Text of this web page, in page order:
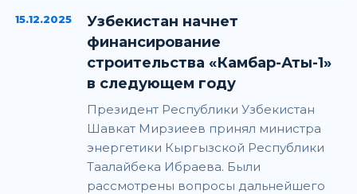
15.12.2025
Узбекистан начнет
финансирование
строительства «Камбар-Аты-1»
в следующем году
Президент Республики Узбекистан
Шавкат Мирзиеев принял министра
энергетики Кыргызской Республики
Таалайбека Ибраева. Были
рассмотрены вопросы дальнейшего